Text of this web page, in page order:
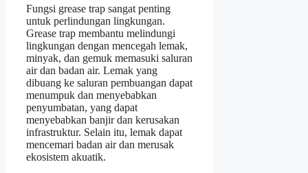
Fungsi grease trap sangat penting
untuk perlindungan lingkungan.
Grease trap membantu melindungi
lingkungan dengan mencegah lemak,
minyak, dan gemuk memasuki saluran
air dan badan air. Lemak yang
dibuang ke saluran pembuangan dapat
menumpuk dan menyebabkan
penyumbatan, yang dapat
menyebabkan banjir dan kerusakan
infrastruktur. Selain itu, lemak dapat
mencemari badan air dan merusak
ekosistem akuatik.